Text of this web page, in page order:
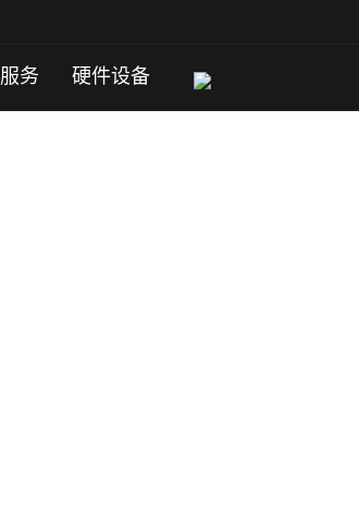
服务 硬件设备